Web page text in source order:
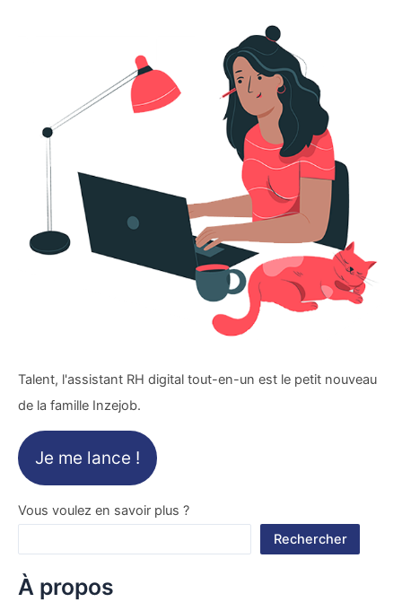
Talent, l'assistant RH digital tout-en-un est le petit nouveau
de la famille Inzejob.
Je me lance !
Vous voulez en savoir plus ?
Rechercher
À propos